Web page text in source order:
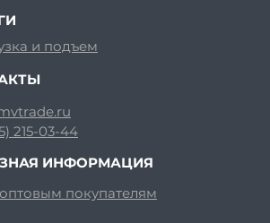
и подъем
215-03-44
ИНФОРМАЦИЯ
покупателям